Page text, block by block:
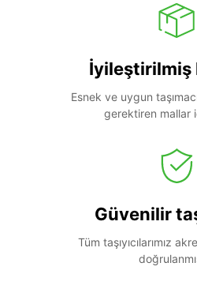
İyileştirilmiş
Esnek ve uygun
gerektiren mallar
Güvenilir
Tüm taşıyıcılarımız